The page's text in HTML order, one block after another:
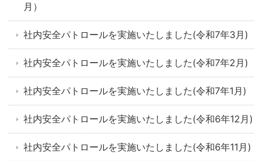
月）
社内安全パトロールを実施いたしました(令和7年3月)
社内安全パトロールを実施いたしました(令和7年2月)
社内安全パトロールを実施いたしました(令和7年1月)
社内安全パトロールを実施いたしました(令和6年12月)
社内安全パトロールを実施いたしました(令和6年11月)